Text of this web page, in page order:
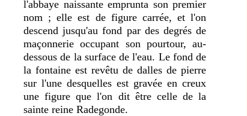
l'abbaye naissante emprunta son premier
nom ; elle est de figure carrée, et l'on
descend jusqu'au fond par des degrés de
maçonnerie occupant son pourtour, au-
dessous de la surface de l'eau. Le fond de
la fontaine est revêtu de dalles de pierre
sur l'une desquelles est gravée en creux
une figure que l'on dit être celle de la
sainte reine Radegonde.